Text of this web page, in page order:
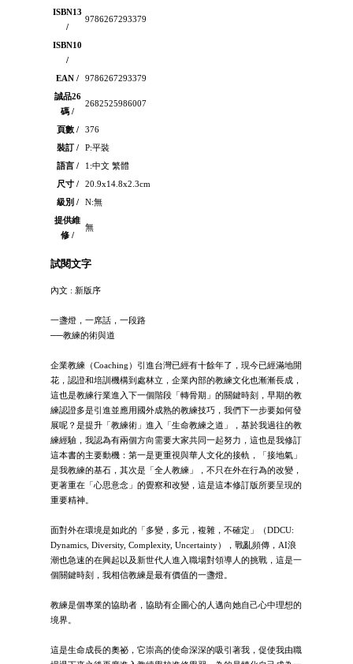
ISBN13
/
9786267293379
ISBN10
/
EAN /
9786267293379
誠品26
碼 /
2682525986007
頁數 /
376
裝訂 /
P:平裝
語言 /
1:中文 繁體
尺寸 /
20.9x14.8x2.3cm
級別 /
N:無
提供維
修 /
無
試閱文字
內文 : 新版序
一盞燈，一席話，一段路
──教練的術與道
企業教練（Coaching）引進台灣已經有十餘年了，現今已經滿地開
花，認證和培訓機構到處林立，企業內部的教練文化也漸漸長成，
這也是教練行業進入下一個階段「轉骨期」的關鍵時刻，早期的教
練認證多是引進並應用國外成熟的教練技巧，我們下一步要如何發
展呢？是提升「教練術」進入「生命教練之道」，基於我過往的教
練經驗，我認為有兩個方向需要大家共同一起努力，這也是我修訂
這本書的主要動機：第一是更重視與華人文化的接軌，「接地氣」
是我教練的基石，其次是「全人教練」，不只在外在行為的改變，
更著重在「心思意念」的覺察和改變，這是這本修訂版所要呈現的
重要精神。
面對外在環境是如此的「多變，多元，複雜，不確定」（DDCU:
Dynamics, Diversity, Complexity, Uncertainty），戰亂頻傳，AI浪
潮也急速的在興起以及新世代人進入職場對領導人的挑戰，這是一
個關鍵時刻，我相信教練是最有價值的一盞燈。
教練是個專業的協助者，協助有企圖心的人邁向她自己心中理想的
境界。
這是生命成長的奧祕，它崇高的使命深深的吸引著我，促使我由職